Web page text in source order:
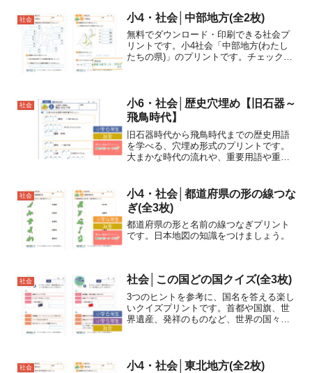
社会 小4・社会│中部地方(全2枚)
無料でダウンロード・印刷できる社会プ
リントです。小4社会「中部地方(わたし
たちの県)」のプリントです。チェックポ
山や川の名前を調べま...
社会
小6・社会│歴史穴埋め【旧石器～
飛鳥時代】
旧石器時代から飛鳥時代までの歴史用語
を学べる、穴埋め形式のプリントです。
大まかな時代の流れや、重要用語や重要
社会
小4・社会│都道府県の形の線つな
ぎ(全3枚)
都道府県の形と名前の線つなぎプリント
です。日本地図の知識をつけましょう。
社会 社会│この国どの国クイズ(全3枚)
3つのヒントを参考に、国名を答える楽し
いクイズプリントです。首都や国旗、世
界遺産、発祥のものなど、世界の国々に
社会 小4・社会│東北地方(全2枚)